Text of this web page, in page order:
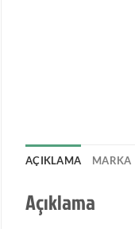
AÇIKLAMA MARKA
Açıklama